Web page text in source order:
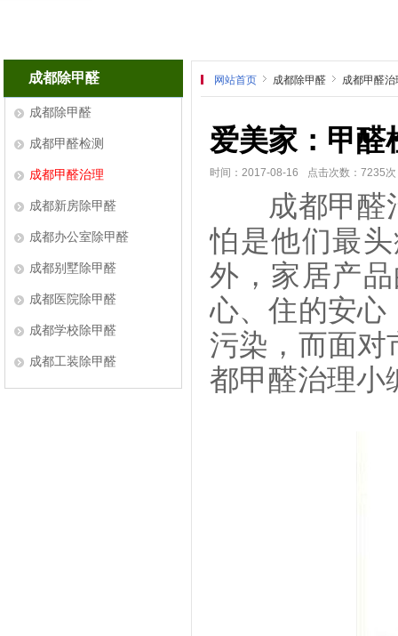
成都除甲醛
成都除甲醛
成都甲醛检测
成都甲醛治理
成都新房除甲醛
成都办公室除甲醛
成都别墅除甲醛
成都医院除甲醛
成都学校除甲醛
成都工装除甲醛
网站首页 成都除甲醛 成都甲醛治
爱美家：甲醛
时间：2017-08-16 点击次数：7235次
成都甲醛治
怕是他们最
外，家居产
心、住的安心
污染，而面对
都甲醛治理小